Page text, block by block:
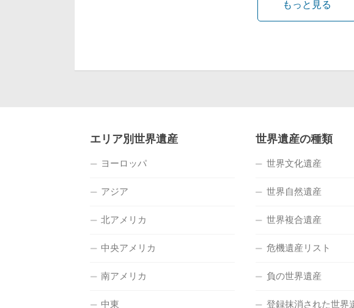
もっと見る
エリア別世界遺産
ヨーロッパ
アジア
北アメリカ
中央アメリカ
南アメリカ
中東
世界遺産の種類
世界文化遺産
世界自然遺産
世界複合遺産
危機遺産リスト
負の世界遺産
登録抹消された世界